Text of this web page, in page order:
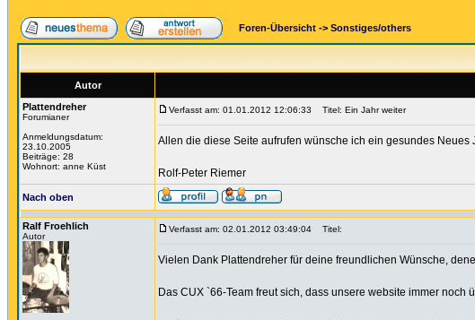
Foren-Übersicht -> Sonstiges/others
Autor
Plattendreher
Forumianer
Anmeldungsdatum:
23.10.2005
Beiträge: 28
Wohnort: anne Küst
Verfasst am: 01.01.2012 12:06:33 Titel: Ein Jahr weiter
Allen die diese Seite aufrufen wünsche ich ein gesundes
Rolf-Peter Riemer
Nach oben
Ralf Froehlich
Autor
Verfasst am: 02.01.2012 03:49:04 Titel:
Vielen Dank Plattendreher für deine freundlichen Wünsche,
Das CUX `66-Team freut sich, dass unsere website immer